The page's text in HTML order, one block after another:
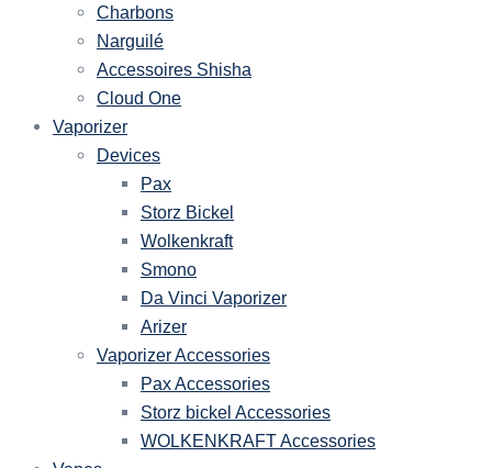
Charbons
Narguilé
Accessoires Shisha
Cloud One
Vaporizer
Devices
Pax
Storz Bickel
Wolkenkraft
Smono
Da Vinci Vaporizer
Arizer
Vaporizer Accessories
Pax Accessories
Storz bickel Accessories
WOLKENKRAFT Accessories